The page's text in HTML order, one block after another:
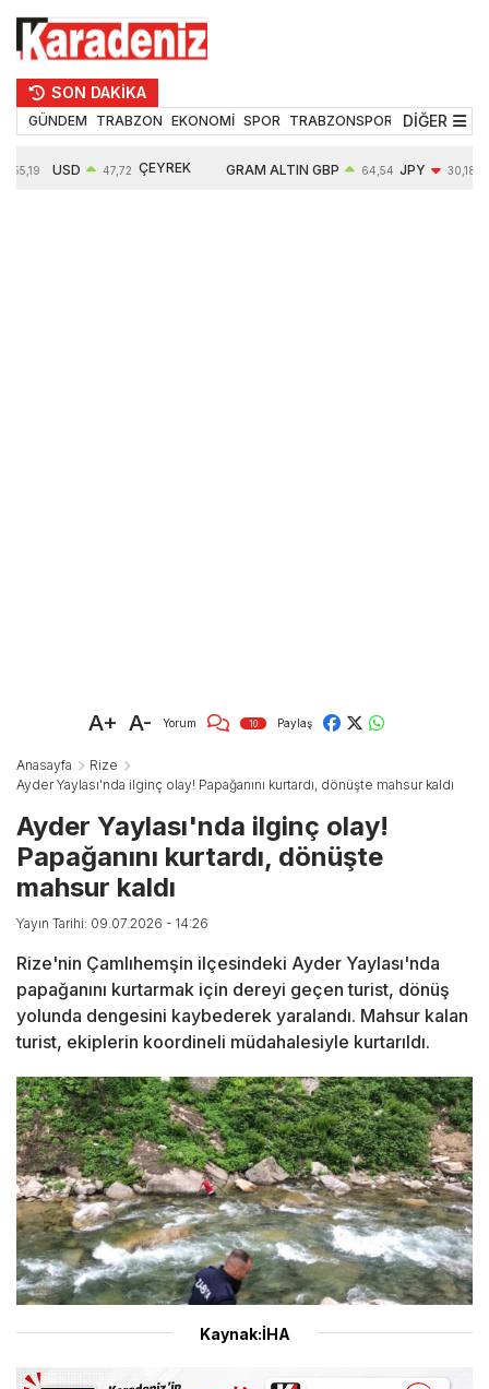
SON DAKİKA
GÜNDEM TRABZON EKONOMİ SPOR TRABZONSPOR TEKNOLOJİ
DİĞER
55,19 USD 47,72 ÇEYREK GRAM ALTIN GBP 64,54 JPY 30,18
A+ A- Yorum 10 Paylaş
Anasayfa
Rize
Ayder Yaylası'nda ilginç olay! Papağanını kurtardı, dönüşte mahsur kaldı
Ayder Yaylası'nda ilginç olay!
Papağanını kurtardı, dönüşte
mahsur kaldı
Yayın Tarihi: 09.07.2026 - 14:26
Rize'nin Çamlıhemşin ilçesindeki Ayder Yaylası'nda
papağanını kurtarmak için dereyi geçen turist, dönüş
yolunda dengesini kaybederek yaralandı. Mahsur kalan
turist, ekiplerin koordineli müdahalesiyle kurtarıldı.
Kaynak:İHA